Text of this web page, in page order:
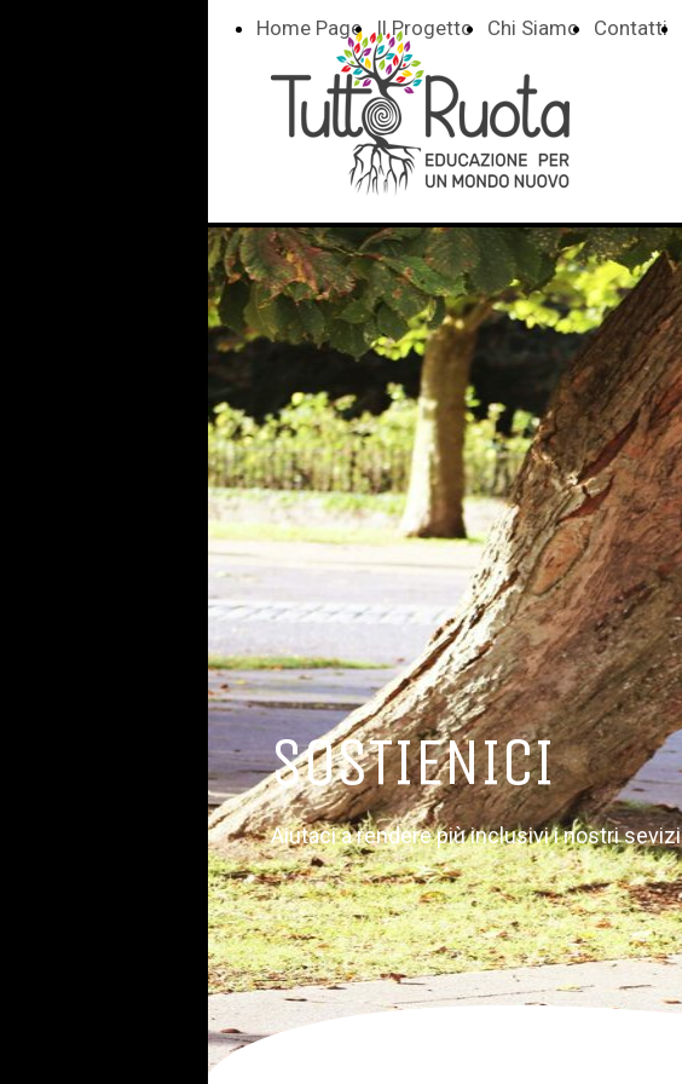
Home Page Il Progetto Chi Siamo Contatti
SOSTIENICI
Aiutaci a rendere più inclusivi i nostri sevizi